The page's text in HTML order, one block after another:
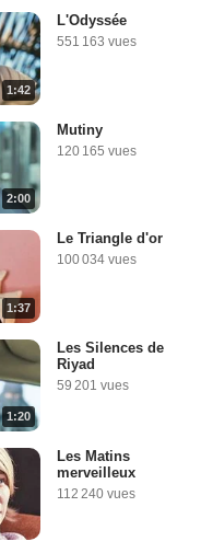
1:42
L'Odyssée
551 163 vues
2:00
Mutiny
120 165 vues
1:37
Le Triangle d'or
100 034 vues
1:20
Les Silences de
Riyad
59 201 vues
Les Matins
merveilleux
112 240 vues